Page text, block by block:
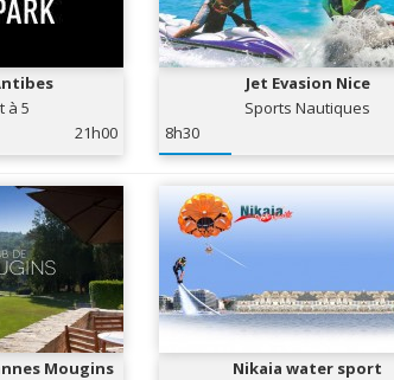
à 5
21h00
Jet Evasion Nice
Sports Nautiques
8h30
Mougins
Nikaia water sport